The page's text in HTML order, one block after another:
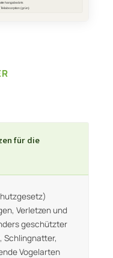
hangabwärts
(grün)
für die
Verletzen und
geschützter
Schlingnatter,
Vogelarten